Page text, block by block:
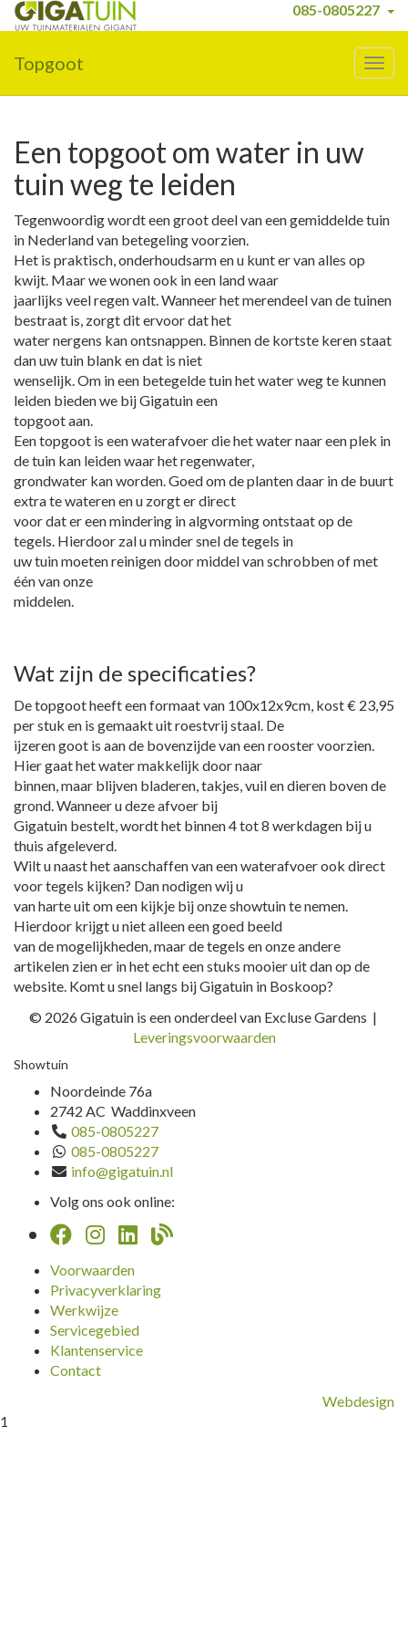
085-0805227
Topgoot
Een topgoot om water in uw
tuin weg te leiden
Tegenwoordig wordt een groot deel van een gemiddelde tuin
in Nederland van betegeling voorzien.
Het is praktisch, onderhoudsarm en u kunt er van alles op
kwijt. Maar we wonen ook in een land waar
jaarlijks veel regen valt. Wanneer het merendeel van de tuinen
bestraat is, zorgt dit ervoor dat het
water nergens kan ontsnappen. Binnen de kortste keren staat
dan uw tuin blank en dat is niet
wenselijk. Om in een betegelde tuin het water weg te kunnen
leiden bieden we bij Gigatuin een
topgoot aan.
Een topgoot is een waterafvoer die het water naar een plek in
de tuin kan leiden waar het regenwater,
grondwater kan worden. Goed om de planten daar in de buurt
extra te wateren en u zorgt er direct
voor dat er een mindering in algvorming ontstaat op de
tegels. Hierdoor zal u minder snel de tegels in
uw tuin moeten reinigen door middel van schrobben of met
één van onze
middelen.
Wat zijn de specificaties?
De topgoot heeft een formaat van 100x12x9cm, kost € 23,95
per stuk en is gemaakt uit roestvrij staal. De
ijzeren goot is aan de bovenzijde van een rooster voorzien.
Hier gaat het water makkelijk door naar
binnen, maar blijven bladeren, takjes, vuil en dieren boven de
grond. Wanneer u deze afvoer bij
Gigatuin bestelt, wordt het binnen 4 tot 8 werkdagen bij u
thuis afgeleverd.
Wilt u naast het aanschaffen van een waterafvoer ook direct
voor tegels kijken? Dan nodigen wij u
van harte uit om een kijkje bij onze showtuin te nemen.
Hierdoor krijgt u niet alleen een goed beeld
van de mogelijkheden, maar de tegels en onze andere
artikelen zien er in het echt een stuks mooier uit dan op de
website. Komt u snel langs bij Gigatuin in Boskoop?
© 2026 Gigatuin is een onderdeel van Excluse Gardens |
Leveringsvoorwaarden
Showtuin
Noordeinde 76a
2742 AC Waddinxveen
085-0805227
085-0805227
info@gigatuin.nl
Volg ons ook online:
Voorwaarden
Privacyverklaring
Werkwijze
Servicegebied
Klantenservice
Contact
Webdesign
1